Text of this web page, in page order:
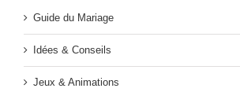
Guide du Mariage
Idées & Conseils
Jeux & Animations